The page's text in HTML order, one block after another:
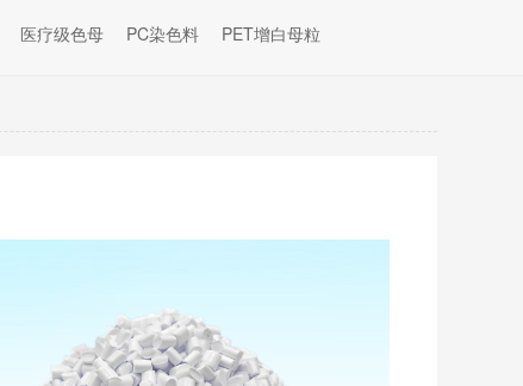
医疗级色母 PC染色料 PET增白母粒